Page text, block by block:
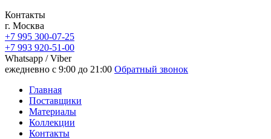
Контакты
г. Москва
+7 995 300-07-25
+7 993 920-51-00
Whatsapp / Viber
ежедневно с 9:00 до 21:00 Обратный звонок
Главная
Поставщики
Материалы
Коллекции
Контакты